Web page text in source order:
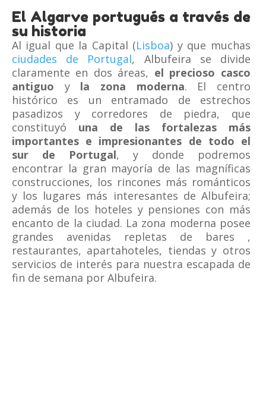
El Algarve portugués a través de
su historia
Al igual que la Capital (Lisboa) y que muchas
ciudades de Portugal, Albufeira se divide
claramente en dos áreas, el precioso casco
antiguo y la zona moderna. El centro
histórico es un entramado de estrechos
pasadizos y corredores de piedra, que
constituyó una de las fortalezas más
importantes e impresionantes de todo el
sur de Portugal, y donde podremos
encontrar la gran mayoría de las magníficas
construcciones, los rincones más románticos
y los lugares más interesantes de Albufeira;
además de los hoteles y pensiones con más
encanto de la ciudad. La zona moderna posee
grandes avenidas repletas de bares ,
restaurantes, apartahoteles, tiendas y otros
servicios de interés para nuestra escapada de
fin de semana por Albufeira.